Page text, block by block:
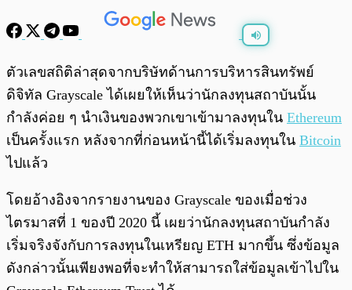
พร้อมเล่น 0:00 / 0:00
ตัวเลขสถิติล่าสุดจากบริษัทด้านการบริหารสินทรัพย์
ดิจิทัล Grayscale ได้เผยให้เห็นว่านักลงทุนสถาบันนั้น
กำลังค่อย ๆ นำเงินของพวกเขาเข้ามาลงทุนใน Ethereum
เป็นครั้งแรก หลังจากที่ก่อนหน้านี้ได้เริ่มลงทุนใน Bitcoin
ไปแล้ว
โดยอ้างอิงจากรายงานของ Grayscale ของเมื่อช่วง
ไตรมาสที่ 1 ของปี 2020 นี้ เผยว่านักลงทุนสถาบันกำลัง
เริ่มจริงจังกับการลงทุนในเหรียญ ETH มากขึ้น ซึ่งข้อมูล
ดังกล่าวนั้นเพียงพอที่จะทำให้สามารถใส่ข้อมูลเข้าไปใน